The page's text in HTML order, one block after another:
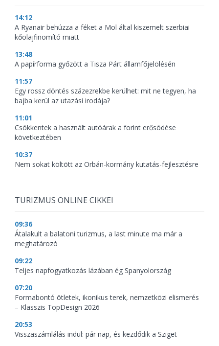
14:12
A Ryanair behúzza a féket a Mol által kiszemelt szerbiai
kőolajfinomító miatt
13:48
A papírforma győzött a Tisza Párt államfőjelölésén
11:57
Egy rossz döntés százezrekbe kerülhet: mit ne tegyen, ha
bajba kerül az utazási irodája?
11:01
Csökkentek a használt autóárak a forint erősödése
következtében
10:37
Nem sokat költött az Orbán-kormány kutatás-fejlesztésre
TURIZMUS ONLINE CIKKEI
09:36
Átalakult a balatoni turizmus, a last minute ma már a
meghatározó
09:22
Teljes napfogyatkozás lázában ég Spanyolország
07:20
Formabontó ötletek, ikonikus terek, nemzetközi elismerés
– Klasszis TopDesign 2026
20:53
Visszaszámlálás indul: pár nap, és kezdődik a Sziget